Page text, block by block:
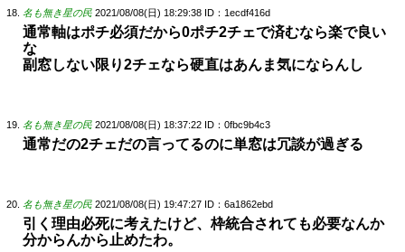
名も無き星の民 2021/08/08(日) 18:29:38 ID：1ecdf416d
通常軸はポチ必須だから0ポチ2チェで済むなら楽で良い
な
副窓しない限り2チェなら硬直はあんま気にならんし
名も無き星の民 2021/08/08(日) 18:37:22 ID：0fbc9b4c3
通常だの2チェだの言ってるのに単窓は冗談が過ぎる
名も無き星の民 2021/08/08(日) 19:47:27 ID：6a1862ebd
引く理由必死に考えたけど、枠統合されても必要なんか
分からんから止めたわ。